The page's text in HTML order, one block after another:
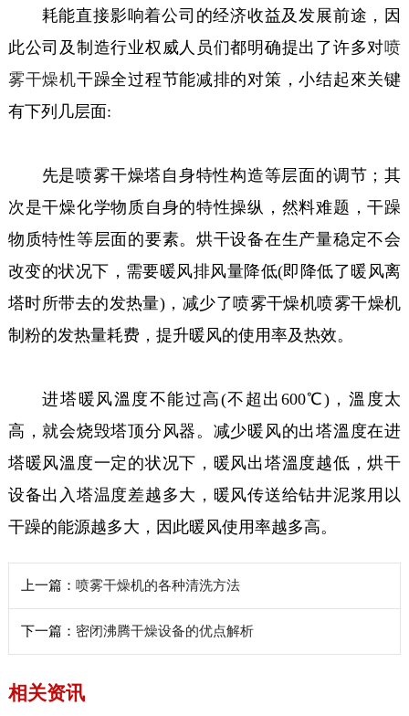
耗能直接影响着公司的经济收益及发展前途，因
此公司及制造行业权威人员们都明确提出了许多对喷
雾干燥机干躁全过程节能减排的对策，小结起來关键
有下列几层面:
先是喷雾干燥塔自身特性构造等层面的调节；其
次是干燥化学物质自身的特性操纵，然料难题，干躁
物质特性等层面的要素。烘干设备在生产量稳定不会
改变的状况下，需要暖风排风量降低(即降低了暖风离
塔时所带去的发热量)，减少了喷雾干燥机喷雾干燥机
制粉的发热量耗费，提升暖风的使用率及热效。
进塔暖风溫度不能过高(不超出600℃)，溫度太
高，就会烧毁塔顶分风器。减少暖风的出塔溫度在进
塔暖风溫度一定的状况下，暖风出塔溫度越低，烘干
设备出入塔温度差越多大，暖风传送给钻井泥浆用以
干躁的能源越多大，因此暖风使用率越多高。
上一篇： 喷雾干燥机的各种清洗方法
下一篇： 密闭沸腾干燥设备的优点解析
相关资讯